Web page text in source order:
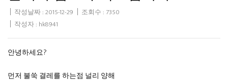
작성날짜 :2015-12-29
조회수 : 7350
작성자 : hk8941
안녕하세요?
먼저 불쑥 결레를 하는점 널리 양해